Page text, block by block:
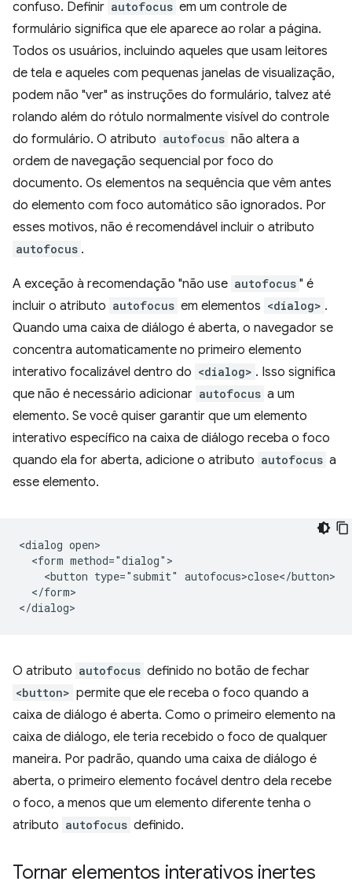
confuso. Definir autofocus em um controle de
formulário significa que ele aparece ao rolar a página.
Todos os usuários, incluindo aqueles que usam leitores
de tela e aqueles com pequenas janelas de visualização,
podem não "ver" as instruções do formulário, talvez até
rolando além do rótulo normalmente visível do controle
do formulário. O atributo autofocus não altera a
ordem de navegação sequencial por foco do
documento. Os elementos na sequência que vêm antes
do elemento com foco automático são ignorados. Por
esses motivos, não é recomendável incluir o atributo
autofocus .
A exceção à recomendação "não use autofocus " é
incluir o atributo autofocus em elementos <dialog> .
Quando uma caixa de diálogo é aberta, o navegador se
concentra automaticamente no primeiro elemento
interativo focalizável dentro do <dialog> . Isso significa
que não é necessário adicionar autofocus a um
elemento. Se você quiser garantir que um elemento
interativo específico na caixa de diálogo receba o foco
quando ela for aberta, adicione o atributo autofocus a
esse elemento.
<dialog open>
  <form method="dialog">
    <button type="submit" autofocus>close</button>
  </form>
O atributo autofocus definido no botão de fechar
<button> permite que ele receba o foco quando a
caixa de diálogo é aberta. Como o primeiro elemento na
caixa de diálogo, ele teria recebido o foco de qualquer
maneira. Por padrão, quando uma caixa de diálogo é
aberta, o primeiro elemento focável dentro dela recebe
o foco, a menos que um elemento diferente tenha o
atributo autofocus definido.
Tornar elementos interativos inertes